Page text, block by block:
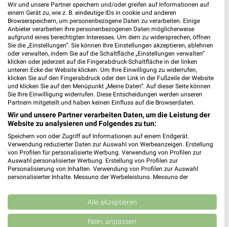
2,7 km
Angebote ab 03.08.
Gültig bis Sa. 08.08.
Angebote ab 06.08.
Gültig bis Mi. 12.08.
REWE Thomas Philipps
Wir und unsere Partner speichern und/oder greifen auf Informationen auf
einem Gerät zu, wie z. B. eindeutige IDs in cookie und anderen
Browserspeichern, um personenbezogene Daten zu verarbeiten. Einige
Anbieter verarbeiten Ihre personenbezogenen Daten möglicherweise
aufgrund eines berechtigten Interesses. Um dem zu widersprechen, öffnen
Sie die „Einstellungen“. Sie können Ihre Einstellungen akzeptieren, ablehnen
oder verwalten, indem Sie auf die Schaltfläche „Einstellungen verwalten“
klicken oder jederzeit auf die Fingerabdruck-Schaltfläche in der linken
unteren Ecke der Website klicken. Um Ihre Einwilligung zu widerrufen,
klicken Sie auf den Fingerabdruck oder den Link in der Fußzeile der Website
und klicken Sie auf den Menüpunkt „Meine Daten“. Auf dieser Seite können
Sie Ihre Einwilligung widerrufen. Diese Entscheidungen werden unseren
Partnern mitgeteilt und haben keinen Einfluss auf die Browserdaten.
Wir und unsere Partner verarbeiten Daten, um die Leistung der
Website zu analysieren und Folgendes zu tun:
Speichern von oder Zugriff auf Informationen auf einem Endgerät.
Verwendung reduzierter Daten zur Auswahl von Werbeanzeigen. Erstellung
von Profilen für personalisierte Werbung. Verwendung von Profilen zur
Auswahl personalisierter Werbung. Erstellung von Profilen zur
Personalisierung von Inhalten. Verwendung von Profilen zur Auswahl
personalisierter Inhalte. Messung der Werbeleistung. Messung der
Kombinationen von Daten aus verschiedenen Quellen. Entwicklung und
Verbesserung der Angebote. Verwendung reduzierter Daten zur Auswahl
von Inhalten.
Daten können außerhalb der Europäischen Union weitergegeben und in die
Alle akzeptieren
Nein, anpassen